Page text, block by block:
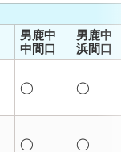
男鹿中
中間口
男鹿中
浜間口
◯ ◯
◯ ◯